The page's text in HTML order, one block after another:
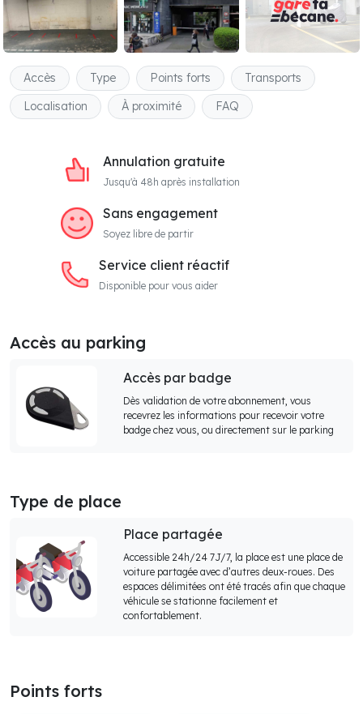
Accès Type Points forts
Transports
Localisation
À proximité FAQ
Annulation gratuite
Jusqu'à 48h après installation
Sans engagement
Soyez libre de partir
Service client réactif
Disponible pour vous aider
Accès au parking
Accès par badge
Dès validation de votre abonnement, vous
recevrez les informations pour recevoir votre
badge chez vous, ou directement sur le parking
Type de place
Place partagée
Accessible 24h/24 7J/7, la place est une place de
voiture partagée avec d’autres deux-roues. Des
espaces délimitées ont été tracés afin que chaque
véhicule se stationne facilement et
confortablement.
Points forts